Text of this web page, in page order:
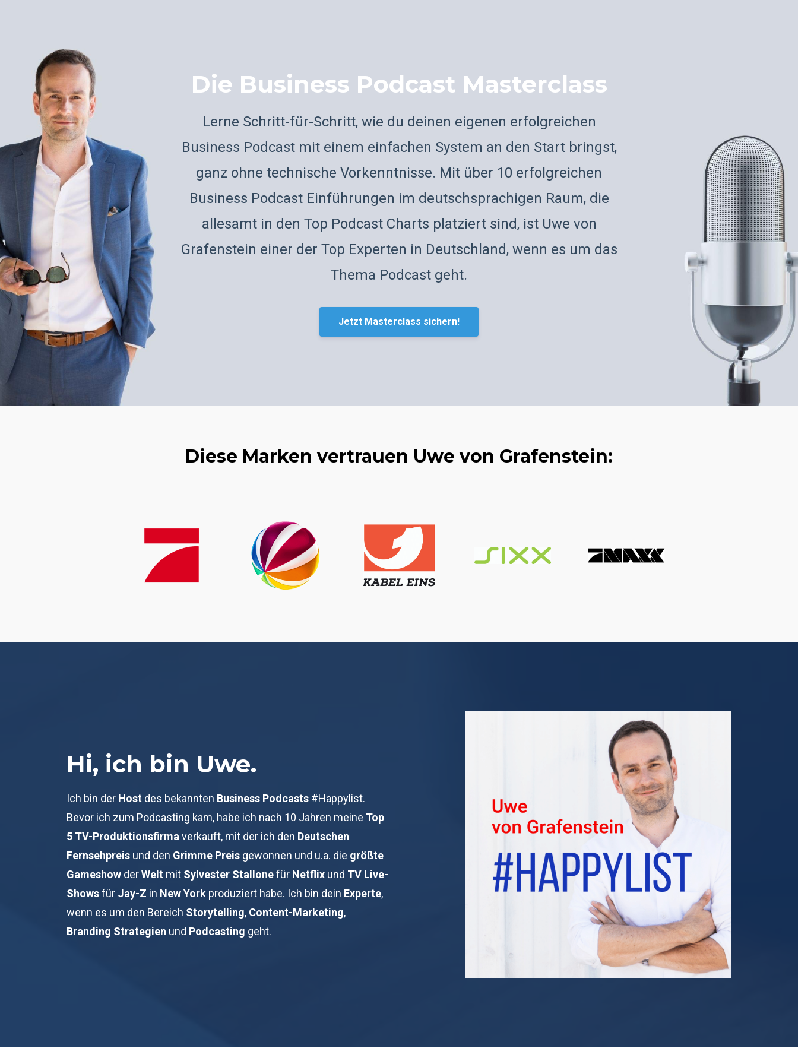
Die Business Podcast Masterclass
Lerne Schritt-für-Schritt, wie du deinen eigenen erfolgreichen
Business Podcast mit einem einfachen System an den Start bringst,
ganz ohne technische Vorkenntnisse. Mit über 10 erfolgreichen
Business Podcast Einführungen im deutschsprachigen Raum, die
allesamt in den Top Podcast Charts platziert sind, ist Uwe von
Grafenstein einer der Top Experten in Deutschland, wenn es um das
Thema Podcast geht.
Jetzt Masterclass sichern!
Diese Marken vertrauen Uwe von Grafenstein:
Hi, ich bin Uwe.
Ich bin der Host des bekannten Business Podcasts #Happylist.
Bevor ich zum Podcasting kam, habe ich nach 10 Jahren meine Top
5 TV-Produktionsfirma verkauft, mit der ich den Deutschen
Fernsehpreis und den Grimme Preis gewonnen und u.a. die größte
Gameshow derWelt mit Sylvester Stallonefür Netflix und TV Live-
Showsfür Jay-Z in New York produziert habe. Ich bin dein Experte,
wenn es um den Bereich Storytelling, Content-Marketing,
Branding Strategien und Podcasting geht.